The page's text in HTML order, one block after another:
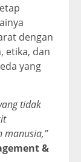
dengan
etika, dan
yang
tidak
manusia,”
&